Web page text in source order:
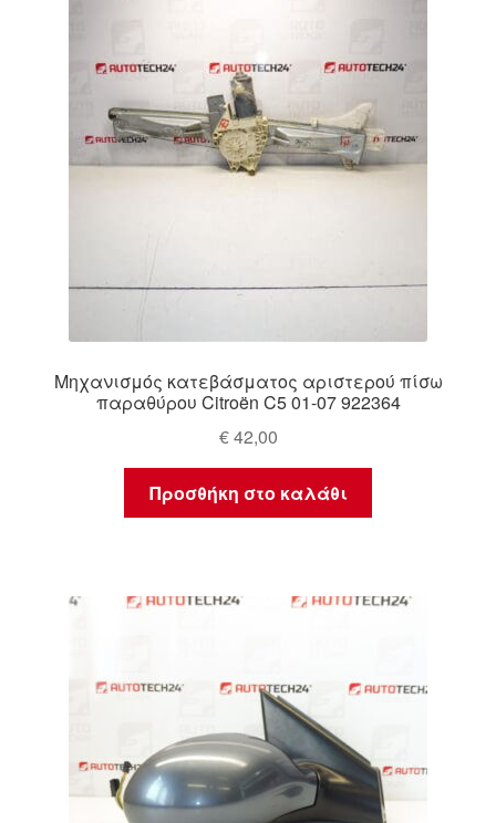
Μηχανισμός κατεβάσματος αριστερού πίσω
παραθύρου Citroën C5 01-07 922364
€42,00
Προσθήκη στο καλάθι